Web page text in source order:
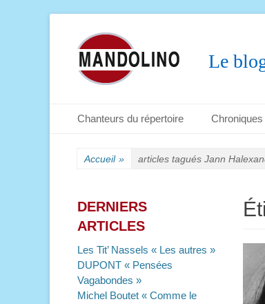
Le
Menu principal
Chanteurs du répertoire
Accueil » articles tagués Jann
DERNIERS
ARTICLES
Les Tit’ Nassels « Les autres »
DUPONT « Pensées
Vagabondes »
Michel Boutet « Comme le